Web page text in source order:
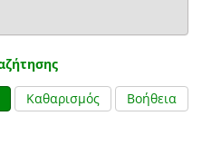
Καθαρισμός Βοήθεια